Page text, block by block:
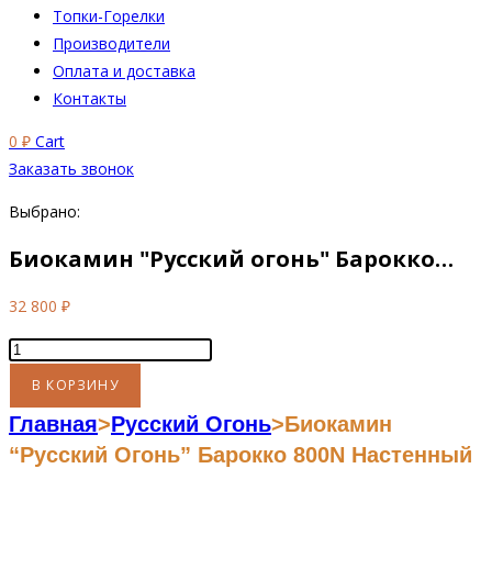
Топки-Горелки
Производители
Оплата и доставка
Контакты
0 ₽ Cart
Заказать звонок
Выбрано:
Биокамин "Русский огонь" Барокко…
32 800 ₽
Количество
товара
Биокамин
"Русский
огонь"
В КОРЗИНУ
Главная>Русский Огонь>Биокамин
“Русский Огонь” Барокко 800N Настенный